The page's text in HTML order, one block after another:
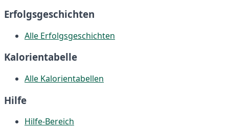
Erfolgsgeschichten
Alle Erfolgsgeschichten
Kalorientabelle
Alle Kalorientabellen
Hilfe
Hilfe-Bereich